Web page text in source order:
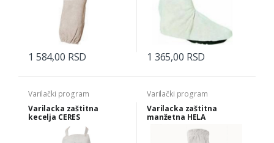
1 584,00 RSD 1 365,00 RSD
Varilački program
Varilacka zaštitna
kecelja CERES
Varilački program
Varilacka zaštitna
manžetna HELA